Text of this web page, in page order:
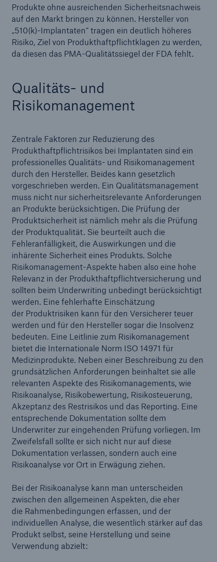
Produkte ohne ausreichenden Sicherheitsnachweis
auf den Markt bringen zu können. Hersteller von
„510(k)-Implantaten“ tragen ein deutlich höheres
Risiko, Ziel von Produkthaftpflichtklagen zu werden,
da diesen das PMA-Qualitätssiegel der FDA fehlt.
Qualitäts- und
Risikomanagement
Zentrale Faktoren zur Reduzierung des
Produkthaftpflichtrisikos bei Implantaten sind ein
professionelles Qualitäts- und Risikomanagement
durch den Hersteller. Beides kann gesetzlich
vorgeschrieben werden. Ein Qualitätsmanagement
muss nicht nur sicherheitsrelevante Anforderungen
an Produkte berücksichtigen. Die Prüfung der
Produktsicherheit ist nämlich mehr als die Prüfung
der Produktqualität. Sie beurteilt auch die
Fehleranfälligkeit, die Auswirkungen und die
inhärente Sicherheit eines Produkts. Solche
Risikomanagement-Aspekte haben also eine hohe
Relevanz in der Produkthaftpflichtversicherung und
sollten beim Underwriting unbedingt berücksichtigt
werden. Eine fehlerhafte Einschätzung
der Produktrisiken kann für den Versicherer teuer
werden und für den Hersteller sogar die Insolvenz
bedeuten. Eine Leitlinie zum Risikomanagement
bietet die Internationale Norm ISO 14971 für
Medizinprodukte. Neben einer Beschreibung zu den
grundsätzlichen Anforderungen beinhaltet sie alle
relevanten Aspekte des Risikomanagements, wie
Risikoanalyse, Risikobewertung, Risikosteuerung,
Akzeptanz des Restrisikos und das Reporting. Eine
entsprechende Dokumentation sollte dem
Underwriter zur eingehenden Prüfung vorliegen. Im
Zweifelsfall sollte er sich nicht nur auf diese
Dokumentation verlassen, sondern auch eine
Risikoanalyse vor Ort in Erwägung ziehen.
Bei der Risikoanalyse kann man unterscheiden
zwischen den allgemeinen Aspekten, die eher
die Rahmenbedingungen erfassen, und der
individuellen Analyse, die wesentlich stärker auf das
Produkt selbst, seine Herstellung und seine
Verwendung abzielt: